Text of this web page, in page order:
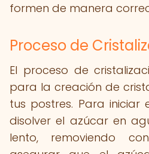
formen de manera
Proceso de
El proceso de
para la creación de
tus postres. Para iniciar
disolver el azúcar en
lento, removiendo